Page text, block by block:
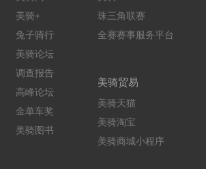
美骑+
兔子骑行
美骑论坛
调查报告
高峰论坛
金单车奖
美骑图书
珠三角联赛
全赛赛事服务平台
美骑贸易
美骑天猫
美骑淘宝
美骑商城小程序